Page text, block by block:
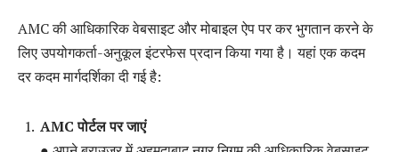
AMC की आधिकारिक वेबसाइट और मोबाइल ऐप पर कर भुगतान करने के
लिए उपयोगकर्ता-अनुकूल इंटरफेस प्रदान किया गया है। यहां एक कदम
दर कदम मार्गदर्शिका दी गई है:
AMC पोर्टल पर जाएं